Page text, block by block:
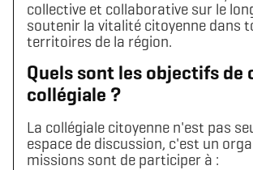
collective et collaborative sur le
soutenir la vitalité citoyenne dans
territoires de la région.
Quels sont les objectifs de
collégiale ?
La collégiale citoyenne n'est pas
espace de discussion, c'est un
missions sont de participer à :